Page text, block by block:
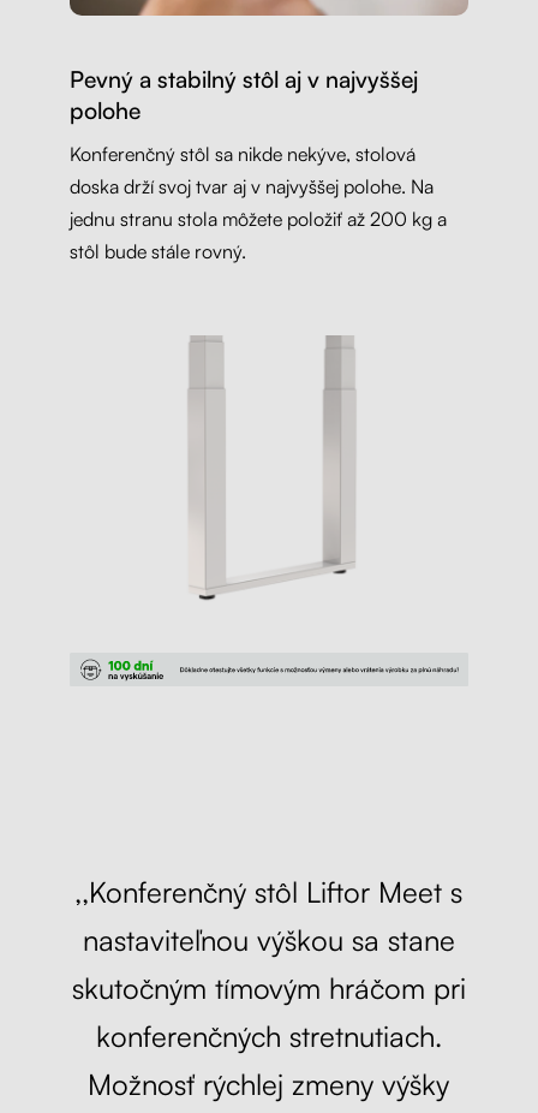
Pevný a stabilný stôl aj v najvyššej
polohe
Konferenčný stôl sa nikde nekýve, stolová
doska drží svoj tvar aj v najvyššej polohe. Na
jednu stranu stola môžete položiť až 200 kg a
stôl bude stále rovný.
,,Konferenčný stôl Liftor Meet s
nastaviteľnou výškou sa stane
skutočným tímovým hráčom pri
konferenčných stretnutiach.
Možnosť rýchlej zmeny výšky